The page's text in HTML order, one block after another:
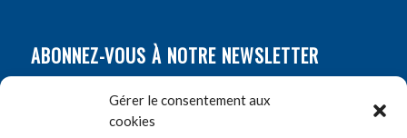
Gérer le consentement aux
cookies
ABONNEZ-VOUS À NOTRE NEWSLETTER